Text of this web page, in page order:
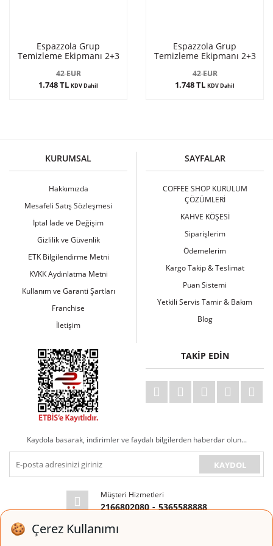
Espazzola Grup
Temizleme Ekipmanı 2+3
42 EUR
1.748 TL KDV Dahil
Espazzola Grup
Temizleme Ekipmanı 2+3
42 EUR
1.748 TL KDV Dahil
KURUMSAL
Hakkımızda
Mesafeli Satış Sözleşmesi
İptal İade ve Değişim
Gizlilik ve Güvenlik
ETK Bilgilendirme Metni
KVKK Aydınlatma Metni
Kullanım ve Garanti Şartları
Franchise
İletişim
SAYFALAR
COFFEE SHOP KURULUM
ÇÖZÜMLERİ
KAHVE KÖŞESİ
Siparişlerim
Ödemelerim
Kargo Takip & Teslimat
Puan Sistemi
Yetkili Servis Tamir & Bakım
Blog
TAKİP EDİN
Kaydola basarak, indirimler ve faydalı bilgilerden haberdar olun...
KAYDOL
Müşteri Hizmetleri
2166802080 - 5365588888
E-posta Adresi